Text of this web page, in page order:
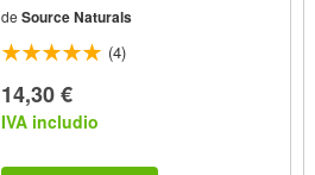
de Source Naturals
(4)
14,30 €
IVA includio